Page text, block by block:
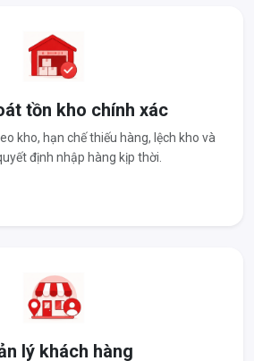
tồn kho chính xác
kho, hạn chế thiếu hàng, lệch kho và
định nhập hàng kịp thời.
lý khách hàng